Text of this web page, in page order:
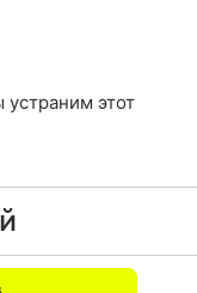
этот